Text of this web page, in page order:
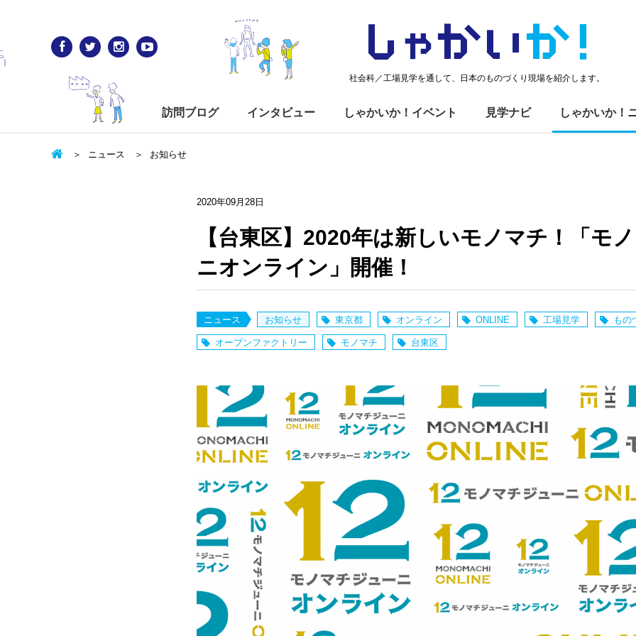
しゃかいか！
社会科／工場見学を通して、日本のものづくり現場を紹介します。
訪問ブログ インタビュー しゃかいか！イベント 見学ナビ しゃかいか！
ニュース お知らせ
2020年09月28日
【台東区】2020年は新しいモノマチ！「モ
ニオンライン」開催！
ニュース お知らせ 東京都 オンライン ONLINE 工場見学 もの
オープンファクトリー モノマチ 台東区